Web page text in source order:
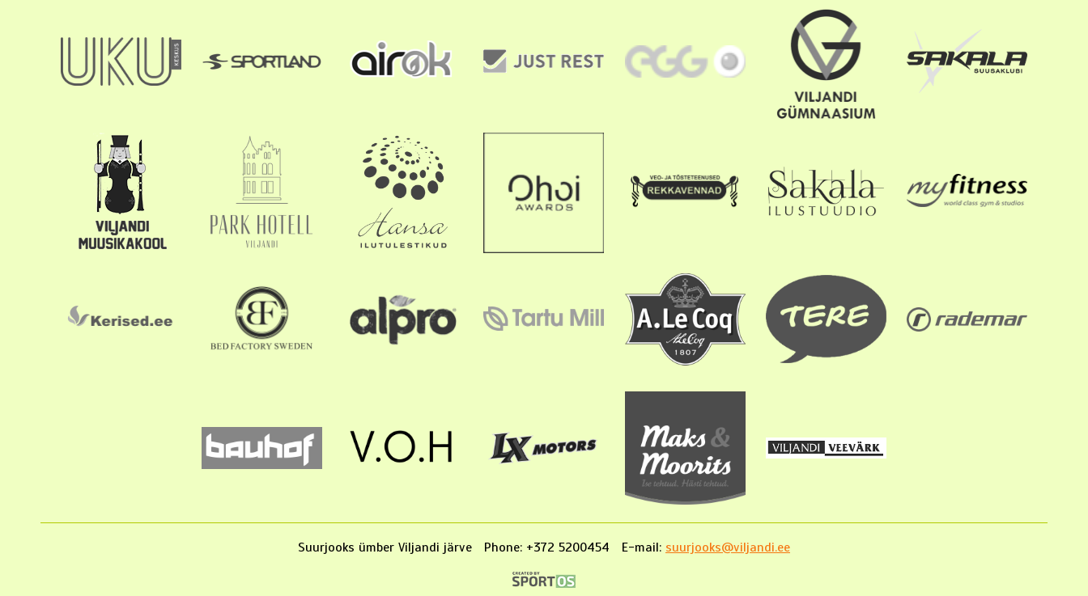
Suurjooks ümber Viljandi järve Phone: +372 5200454 E-mail: suurjooks@viljandi.ee